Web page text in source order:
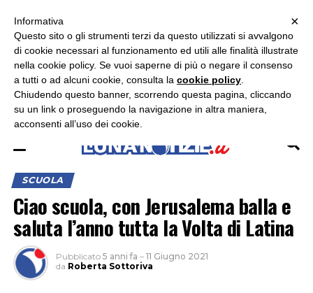
ASCOLTA RADIO LUNA
SCUOLA
Ciao scuola, con Jerusalema balla e
saluta l’anno tutta la Volta di Latina
Pubblicato 5 anni fa – 11 Giugno 2021
da Roberta Sottoriva
×
×
Informativa
Questo sito o gli strumenti terzi da questo utilizzati si avvalgono
di cookie necessari al funzionamento ed utili alle finalità illustrate
nella cookie policy. Se vuoi saperne di più o negare il consenso
a tutti o ad alcuni cookie, consulta la cookie policy
Chiudendo questo banner, scorrendo questa pagina, cliccando
su un link o proseguendo la navigazione in altra maniera,
acconsenti all’uso dei cookie.